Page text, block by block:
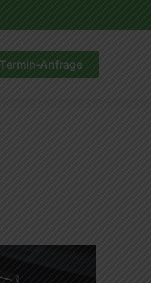
Termin-Anfrage